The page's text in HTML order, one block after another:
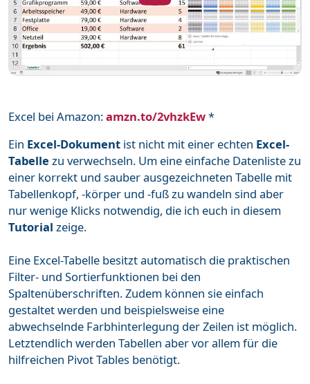
Excel bei Amazon:amzn.to/2vhzkEw*
Ein Excel-Dokument ist nicht mit einer echten Excel-
Tabelle zu verwechseln. Um eine einfache Datenliste zu
einer korrekt und sauber ausgezeichneten Tabelle mit
Tabellenkopf, -körper und -fuß zu wandeln sind aber
nur wenige Klicks notwendig, die ich euch in diesem
Tutorial zeige.
Eine Excel-Tabelle besitzt automatisch die praktischen
Filter- und Sortierfunktionen bei den
Spaltenüberschriften. Zudem können sie einfach
gestaltet werden und beispielsweise eine
abwechselnde Farbhinterlegung der Zeilen ist möglich.
Letztendlich werden Tabellen aber vor allem für die
hilfreichen Pivot Tables benötigt.
Mehr über mich
Häufige Fragen
Impressum & Datenschutz